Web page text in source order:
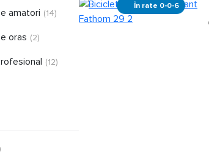
amatori (14)
oras (2)
(12)
În rate 0-0-6